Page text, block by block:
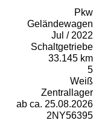
Pkw
Geländewagen
Jul / 2022
Schaltgetriebe
33.145 km
5
Weiß
Zentrallager
ab ca. 25.08.2026
2NY56395